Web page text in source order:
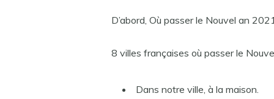
D’abord, Où passer le Nouvel an
8 villes françaises où passer le
Dans notre ville, à la maison.